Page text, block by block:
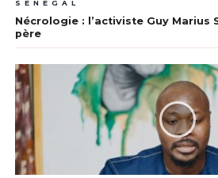
SÉNÉGAL
Nécrologie : l’activiste Guy Marius
père